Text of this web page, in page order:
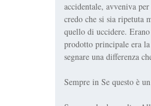
accidentale, avveniva
credo che si sia ripetuta
quello di uccidere.
prodotto principale era
segnare una differenza
Sempre in Se questo è